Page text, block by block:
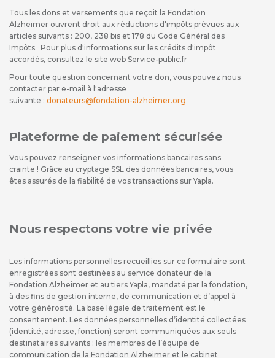
Tous les dons et versements que reçoit la Fondation
Alzheimer ouvrent droit aux réductions d'impôts prévues aux
articles suivants : 200, 238 bis et 178 du Code Général des
Impôts. Pour plus d'informations sur les crédits d'impôt
accordés, consultez le site web Service-public.fr
Pour toute question concernant votre don, vous pouvez nous
contacter par e-mail à l'adresse
suivante : donateurs@fondation-alzheimer.org
Plateforme de paiement sécurisée
Vous pouvez renseigner vos informations bancaires sans
crainte ! Grâce au cryptage SSL des données bancaires, vous
êtes assurés de la fiabilité de vos transactions sur Yapla.
Nous respectons votre vie privée
Les informations personnelles recueillies sur ce formulaire sont
enregistrées sont destinées au service donateur de la
Fondation Alzheimer et au tiers Yapla, mandaté par la fondation,
à des fins de gestion interne, de communication et d’appel à
votre générosité. La base légale de traitement est le
consentement. Les données personnelles d’identité collectées
(identité, adresse, fonction) seront communiquées aux seuls
destinataires suivants : les membres de l’équipe de
communication de la Fondation Alzheimer et le cabinet